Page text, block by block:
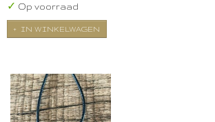
✓ Op voorraad
IN WINKELWAGEN